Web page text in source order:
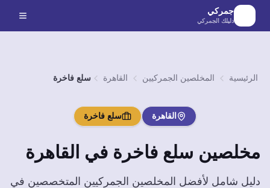
الانتقال إلى المحتوى الرئيسي
جمركي
دليلك الجمركي
الرئيسية المخلصين الجمركيين القاهرة سلع فاخرة
القاهرة سلع فاخرة
مخلصين سلع فاخرة في القاهرة
دليل شامل لأفضل المخلصين الجمركيين المتخصصين في